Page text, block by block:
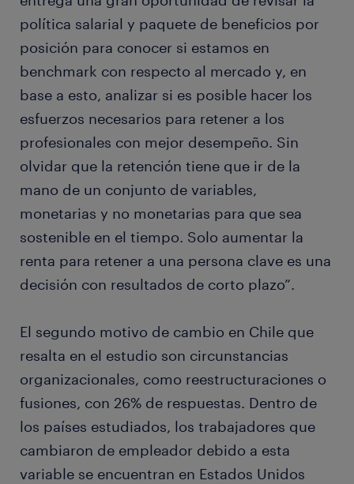
política salarial y paquete de beneficios por
posición para conocer si estamos en
benchmark con respecto al mercado y, en
base a esto, analizar si es posible hacer los
esfuerzos necesarios para retener a los
profesionales con mejor desempeño. Sin
olvidar que la retención tiene que ir de la
mano de un conjunto de variables,
monetarias y no monetarias para que sea
sostenible en el tiempo. Solo aumentar la
renta para retener a una persona clave es una
decisión con resultados de corto plazo”.
El segundo motivo de cambio en Chile que
resalta en el estudio son circunstancias
organizacionales, como reestructuraciones o
fusiones, con 26% de respuestas. Dentro de
los países estudiados, los trabajadores que
cambiaron de empleador debido a esta
variable se encuentran en Estados Unidos